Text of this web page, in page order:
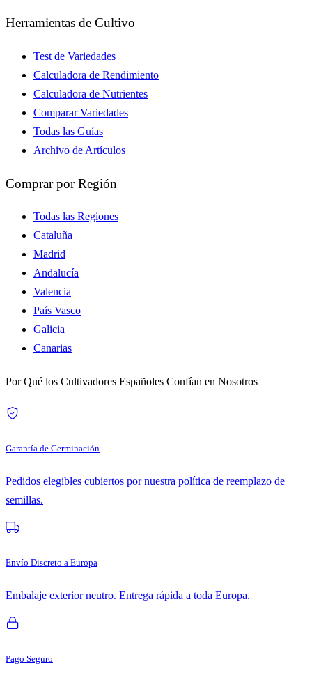
Herramientas de Cultivo
Test de Variedades
Calculadora de Rendimiento
Calculadora de Nutrientes
Comparar Variedades
Todas las Guías
Archivo de Artículos
Comprar por Región
Todas las Regiones
Cataluña
Madrid
Andalucía
Valencia
País Vasco
Galicia
Canarias
Por Qué los Cultivadores Españoles Confían en Nosotros
Garantía de Germinación
Pedidos elegibles cubiertos por nuestra política de reemplazo de
semillas.
Envío Discreto a Europa
Embalaje exterior neutro. Entrega rápida a toda Europa.
Pago Seguro